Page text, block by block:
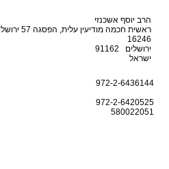
הרב יוסף אשכנזי
ראשית חכמה מודיעין עלית, הפסגה 57 ירושלים
16246
ירושלים 91162
ישראל
972-2-6436144
972-2-6420525
580022051